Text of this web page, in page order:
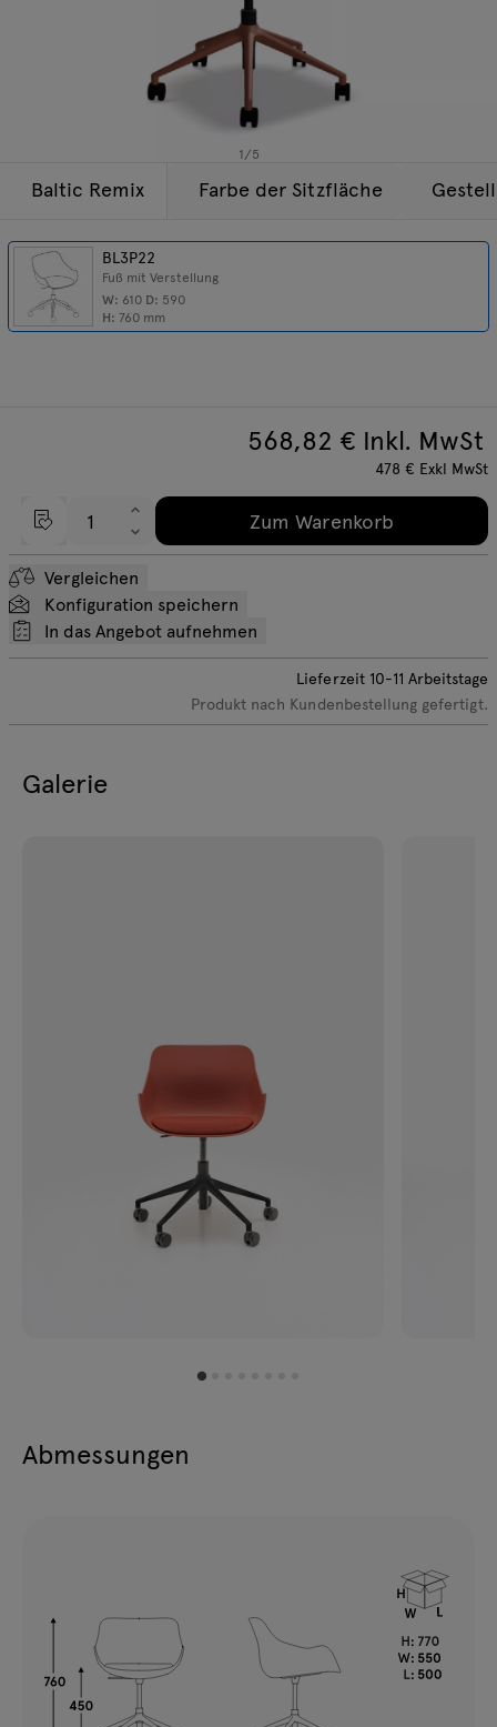
1/5
Baltic Remix
BL3P22
Fuß mit Verstellung
W: 610 D: 590
H: 760 mm
Farbe der Sitzfläche
568,82 € Inkl. MwSt
478 € Exkl MwSt
Zum Warenkorb
Vergleichen
Konfiguration speichern
In das Angebot aufnehmen
Lieferzeit 10-11 Arbeitstage
Produkt nach Kundenbestellung gefertigt.
Galerie
Abmessungen